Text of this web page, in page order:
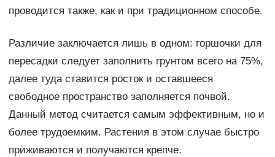
проводится также, как и при традиционном способе.
Различие заключается лишь в одном: горшочки для
пересадки следует заполнить грунтом всего на 75%,
далее туда ставится росток и оставшееся
свободное пространство заполняется почвой.
Данный метод считается самым эффективным, но и
более трудоемким. Растения в этом случае быстро
приживаются и получаются крепче.